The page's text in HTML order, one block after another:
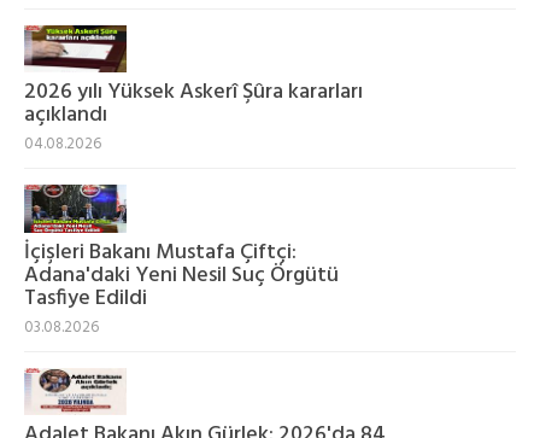
2026 yılı Yüksek Askerî Şûra kararları
açıklandı
04.08.2026
İçişleri Bakanı Mustafa Çiftçi:
Adana'daki Yeni Nesil Suç Örgütü
Tasfiye Edildi
03.08.2026